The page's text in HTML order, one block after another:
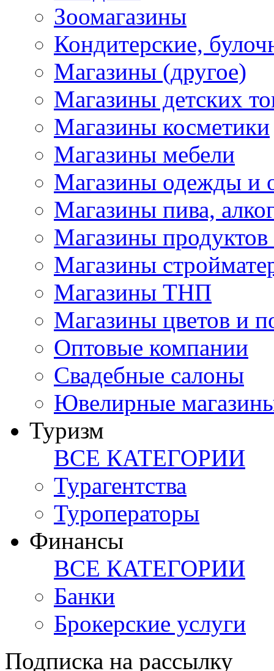
Зоомагазины
Кондитерские,
Магазины (другое)
Магазины детских
Магазины косметики
Магазины мебели
Магазины одежды и
Магазины пива,
Магазины продуктов
Магазины
Магазины ТНП
Магазины цветов и
Оптовые компании
Свадебные салоны
Ювелирные
Туризм
ВСЕ КАТЕГОРИИ
Турагентства
Туроператоры
Финансы
ВСЕ КАТЕГОРИИ
Банки
Брокерские услуги
Подписка на рассылку